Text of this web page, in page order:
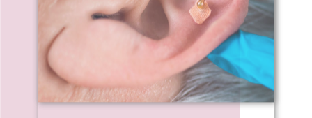
RÉFLEXOLOGIE
AURICULAIRE